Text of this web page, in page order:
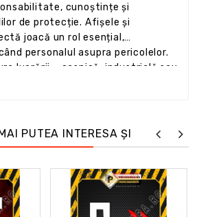
cunoștințe și
de protecție. Afișele și
joacă un rol esențial,
personalul asupra pericolelor.
lucrării – casnică, industrială sau
de bază rămâne același:
de protecție, poate salva
PUTEA INTERESA ȘI